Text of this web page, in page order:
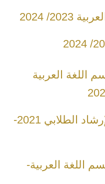
2024
اللغة العربية
تقرير اللقاء التعريفي بالإرشاد الطلابي 2021-
اللغة العربية-